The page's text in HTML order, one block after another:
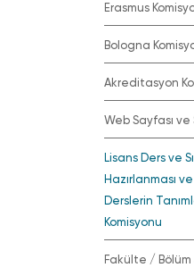
Erasmus
Bologna
Akreditasyon
Web Sayfası
Lisans Ders ve Sınav Programlarının
Hazırlanması
Derslerin
Komisyonu
Fakülte /